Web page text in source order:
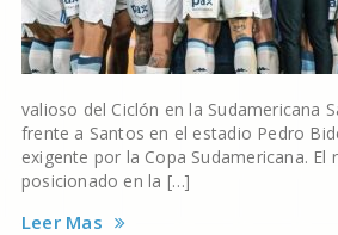
valioso del Ciclón en la Sudamericana
frente a Santos en el estadio Pedro
exigente por la Copa Sudamericana. El
posicionado en la […]
Leer Mas